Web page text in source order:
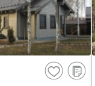
Сохранить
В